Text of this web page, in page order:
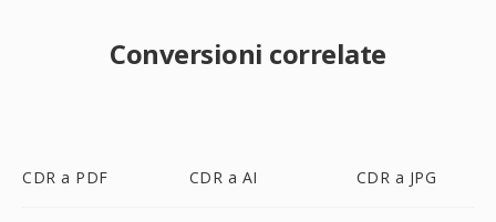
Conversioni correlate
CDR a PDF CDR a AI CDR a JPG